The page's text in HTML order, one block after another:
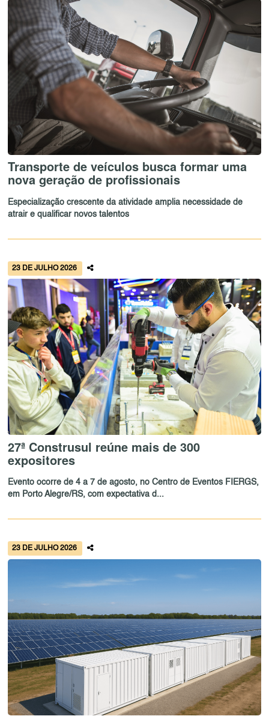
Transporte de veículos busca formar uma
nova geração de profissionais
Especialização crescente da atividade amplia necessidade de
atrair e qualificar novos talentos
23 DE JULHO 2026
27ª Construsul reúne mais de 300
expositores
Evento ocorre de 4 a 7 de agosto, no Centro de Eventos FIERGS,
em Porto Alegre/RS, com expectativa d...
23 DE JULHO 2026